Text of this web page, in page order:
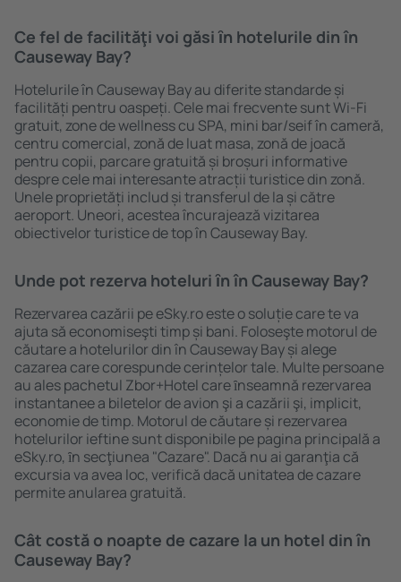
Ce fel de facilităţi voi găsi ȋn hotelurile din în
Causeway Bay?
Hotelurile în Causeway Bay au diferite standarde și
facilități pentru oaspeți. Cele mai frecvente sunt Wi-Fi
gratuit, zone de wellness cu SPA, mini bar/seif în cameră,
centru comercial, zonă de luat masa, zonă de joacă
pentru copii, parcare gratuită și broșuri informative
despre cele mai interesante atracții turistice din zonă.
Unele proprietăți includ și transferul de la și către
aeroport. Uneori, acestea încurajează vizitarea
obiectivelor turistice de top în Causeway Bay.
Unde pot rezerva hoteluri ȋn în Causeway Bay?
Rezervarea cazării pe eSky.ro este o soluție care te va
ajuta să economiseşti timp și bani. Foloseşte motorul de
căutare a hotelurilor din în Causeway Bay și alege
cazarea care corespunde cerințelor tale. Multe persoane
au ales pachetul Zbor+Hotel care ȋnseamnă rezervarea
instantanee a biletelor de avion şi a cazării şi, implicit,
economie de timp. Motorul de căutare și rezervarea
hotelurilor ieftine sunt disponibile pe pagina principală a
eSky.ro, ȋn secţiunea "Cazare". Dacă nu ai garanţia că
excursia va avea loc, verifică dacă unitatea de cazare
permite anularea gratuită.
Cât costă o noapte de cazare la un hotel din în
Causeway Bay?